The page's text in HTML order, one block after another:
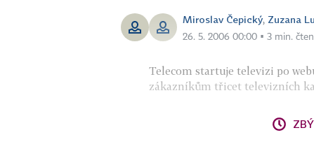
Miroslav Čepický, Zuzana
26. 5. 2006 00:00 ▪ 3 min.
Telecom startuje televizi po
zákazníkům třicet televizních